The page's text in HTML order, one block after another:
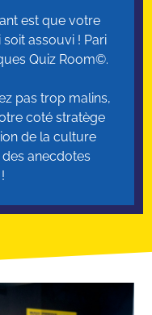
est que votre
assouvi ! Pari
Quiz Room©.
pas trop malins,
coté stratège
de la culture
anecdotes